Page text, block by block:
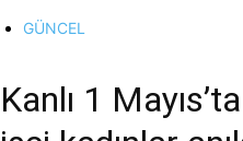
GÜNCEL
Kanlı 1